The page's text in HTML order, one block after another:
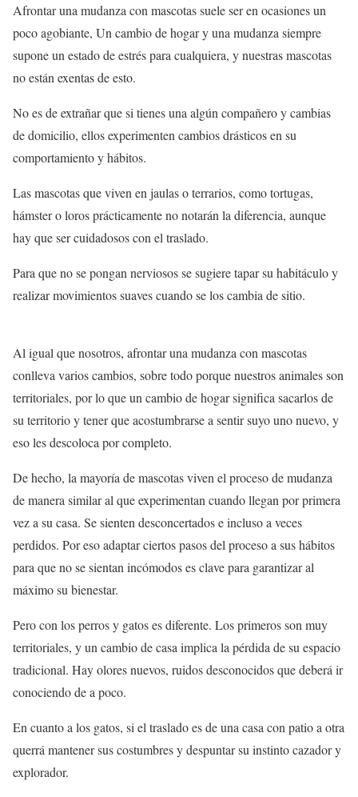
Afrontar una mudanza con mascotas suele ser en ocasiones un
poco agobiante, Un cambio de hogar y una mudanza siempre
supone un estado de estrés para cualquiera, y nuestras mascotas
no están exentas de esto.
No es de extrañar que si tienes una algún compañero y cambias
de domicilio, ellos experimenten cambios drásticos en su
comportamiento y hábitos.
Las mascotas que viven en jaulas o terrarios, como tortugas,
hámster o loros prácticamente no notarán la diferencia, aunque
hay que ser cuidadosos con el traslado.
Para que no se pongan nerviosos se sugiere tapar su habitáculo y
realizar movimientos suaves cuando se los cambia de sitio.
Al igual que nosotros, afrontar una mudanza con mascotas
conlleva varios cambios, sobre todo porque nuestros animales son
territoriales, por lo que un cambio de hogar significa sacarlos de
su territorio y tener que acostumbrarse a sentir suyo uno nuevo, y
eso les descoloca por completo.
De hecho, la mayoría de mascotas viven el proceso de mudanza
de manera similar al que experimentan cuando llegan por primera
vez a su casa. Se sienten desconcertados e incluso a veces
perdidos. Por eso adaptar ciertos pasos del proceso a sus hábitos
para que no se sientan incómodos es clave para garantizar al
máximo su bienestar.
Pero con los perros y gatos es diferente. Los primeros son muy
territoriales, y un cambio de casa implica la pérdida de su espacio
tradicional. Hay olores nuevos, ruidos desconocidos que deberá ir
conociendo de a poco.
En cuanto a los gatos, si el traslado es de una casa con patio a otra
querrá mantener sus costumbres y despuntar su instinto cazador y
explorador.